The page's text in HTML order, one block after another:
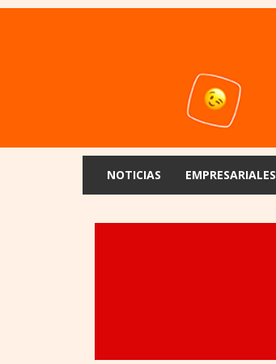
NOTICIAS EMPRESARIALES